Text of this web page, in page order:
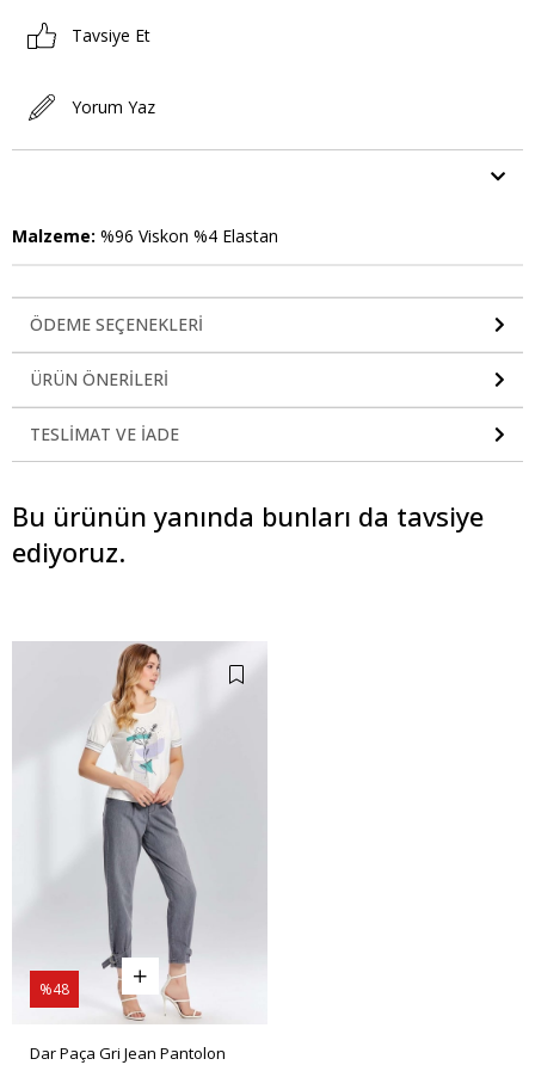
Tavsiye Et
Yorum Yaz
Malzeme: %96 Viskon %4 Elastan
ÖDEME SEÇENEKLERI
ÜRÜN ÖNERILERI
TESLIMAT VE İADE
Bu ürünün yanında bunları da tavsiye
ediyoruz.
Dar Paça Gri Jean Pantolon
%48